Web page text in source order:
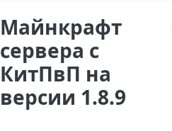
Майнкрафт
сервера с
КитПвП на
версии 1.8.9